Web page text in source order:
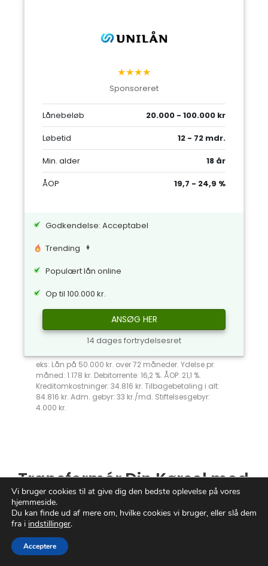
★★★★
Sponsoreret
Lånebeløb
20.000 - 100.000 kr
Løbetid
12 - 72 mdr.
Min. alder
18 år
ÅOP
19,7 - 24,9 %
Godkendelse: Acceptabel
Trending
Populært lån online
Op til 100.000 kr.
ANSØG HER
14 dages fortrydelsesret
eks: Lån på 50.000 kr. over 72 måneder. Ydelse pr.
måned: 1.178 kr. Debitorrente: 16,2 %. ÅOP: 21,1 %.
Kreditomkostninger: 34.816 kr. Tilbagebetaling i alt:
84.816 kr. Adm. gebyr: 33 kr./md. Stiftelsesgebyr:
4.000 kr.
Transformér Din Kørsel med
Bilfinansiering
Er du klar til at skabe forandring i dit liv?
Bilfinansiering
på vejene. Med en verden af muligheder og
Vi bruger cookies til at give dig den bedste oplevelse på vores
hjemmeside.
Du kan finde ud af mere om, hvilke cookies vi bruger, eller slå dem
fra i indstillinger.
Acceptere